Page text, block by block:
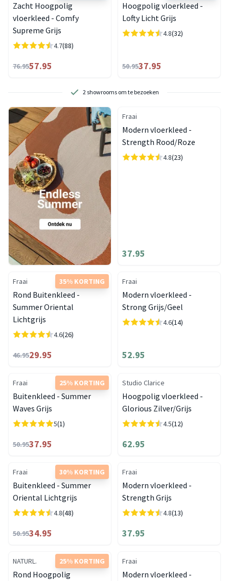
Zacht Hoogpolig
vloerkleed - Comfy
Supreme Grijs
4.7(88)
76.9557.95
Hoogpolig vloerkleed -
Lofty Licht Grijs
4.8(32)
50.9537.95
2 showrooms om te bezoeken
Fraai
Modern vloerkleed -
Strength Rood/Roze
4.8(23)
37.95
35% KORTING
Fraai
Rond Buitenkleed -
Summer Oriental
Lichtgrijs
4.6(26)
46.9529.95
Fraai
Modern vloerkleed -
Strong Grijs/Geel
4.6(14)
52.95
25% KORTING
Fraai
Buitenkleed - Summer
Waves Grijs
5(1)
50.9537.95
Studio Clarice
Hoogpolig vloerkleed -
Glorious Zilver/Grijs
4.5(12)
62.95
30% KORTING
Fraai
Buitenkleed - Summer
Oriental Lichtgrijs
4.8(48)
50.9534.95
Fraai
Modern vloerkleed -
Strength Grijs
4.8(13)
37.95
25% KORTING
NATURL.
Rond Hoogpolig
Fraai
Modern vloerkleed -